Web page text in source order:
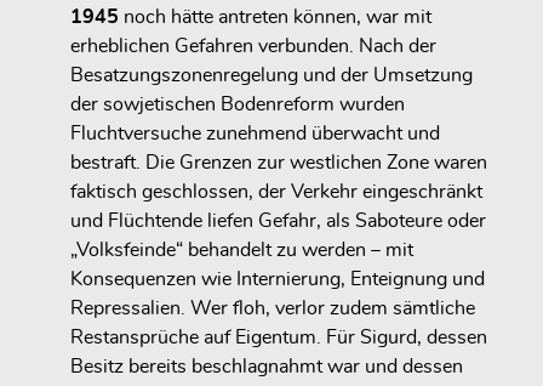
1945 noch hätte antreten können, war mit
erheblichen Gefahren verbunden. Nach der
Besatzungszonenregelung und der Umsetzung
der sowjetischen Bodenreform wurden
Fluchtversuche zunehmend überwacht und
bestraft. Die Grenzen zur westlichen Zone waren
faktisch geschlossen, der Verkehr eingeschränkt
und Flüchtende liefen Gefahr, als Saboteure oder
„Volksfeinde“ behandelt zu werden – mit
Konsequenzen wie Internierung, Enteignung und
Repressalien. Wer floh, verlor zudem sämtliche
Restansprüche auf Eigentum. Für Sigurd, dessen
Besitz bereits beschlagnahmt war und dessen